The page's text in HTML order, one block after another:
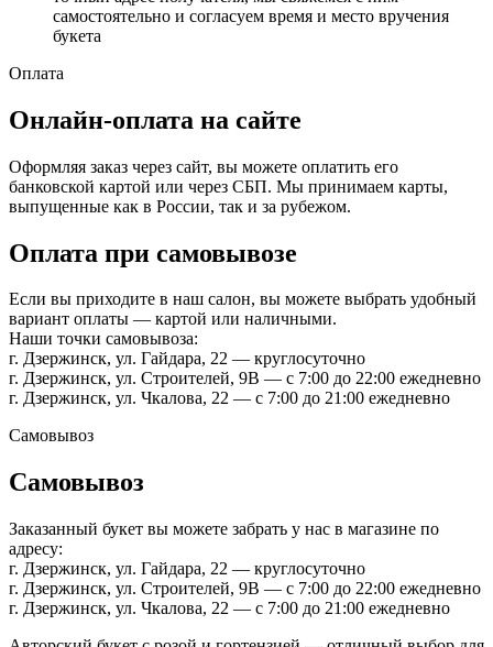
самостоятельно и согласуем время и место вручения
букета
Оплата
Онлайн-оплата на сайте
Оформляя заказ через сайт, вы можете оплатить его
банковской картой или через СБП. Мы принимаем карты,
выпущенные как в России, так и за рубежом.
Оплата при самовывозе
Если вы приходите в наш салон, вы можете выбрать удобный
вариант оплаты — картой или наличными.
Наши точки самовывоза:
г. Дзержинск, ул. Гайдара, 22 — круглосуточно
г. Дзержинск, ул. Строителей, 9В — с 7:00 до 22:00 ежедневно
г. Дзержинск, ул. Чкалова, 22 — с 7:00 до 21:00 ежедневно
Самовывоз
Самовывоз
Заказанный букет вы можете забрать у нас в магазине по
адресу:
г. Дзержинск, ул. Гайдара, 22 — круглосуточно
г. Дзержинск, ул. Строителей, 9В — с 7:00 до 22:00 ежедневно
г. Дзержинск, ул. Чкалова, 22 — с 7:00 до 21:00 ежедневно